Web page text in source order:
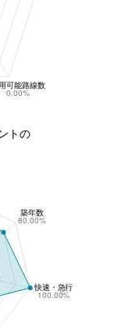
可能路線数
0.00%
トの
快速・急行
100.00%
築年数
80.00%